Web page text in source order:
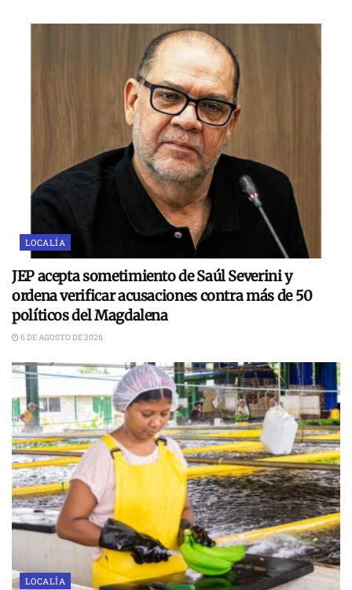
LOCALÍA
JEP acepta sometimiento de Saúl Severini y
ordena verificar acusaciones contra más de 50
políticos del Magdalena
6 DE AGOSTO DE 2026
LOCALÍA